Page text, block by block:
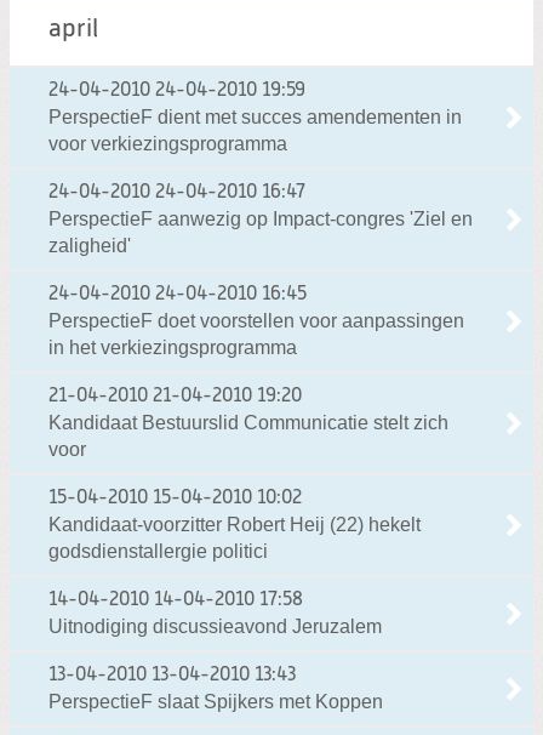
april
24-04-2010 24-04-2010 19:59
PerspectieF dient met succes amendementen in
voor verkiezingsprogramma
24-04-2010 24-04-2010 16:47
PerspectieF aanwezig op Impact-congres 'Ziel en
zaligheid'
24-04-2010 24-04-2010 16:45
PerspectieF doet voorstellen voor aanpassingen
in het verkiezingsprogramma
21-04-2010 21-04-2010 19:20
Kandidaat Bestuurslid Communicatie stelt zich
voor
15-04-2010 15-04-2010 10:02
Kandidaat-voorzitter Robert Heij (22) hekelt
godsdienstallergie politici
14-04-2010 14-04-2010 17:58
Uitnodiging discussieavond Jeruzalem
13-04-2010 13-04-2010 13:43
PerspectieF slaat Spijkers met Koppen